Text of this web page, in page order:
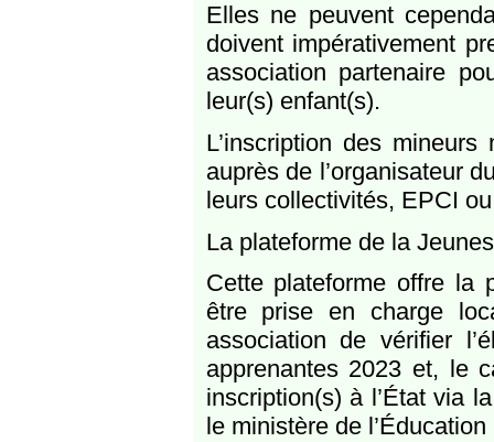
Elles ne peuvent
doivent impérativement
association partenaire
leur(s) enfant(s).
L’inscription des
auprès de l’organisateur
leurs collectivités, EPCI
La plateforme de la
Cette plateforme offre la
être prise en charge
association de vérifier
apprenantes 2023 et, le
inscription(s) à l’État via
le ministère de